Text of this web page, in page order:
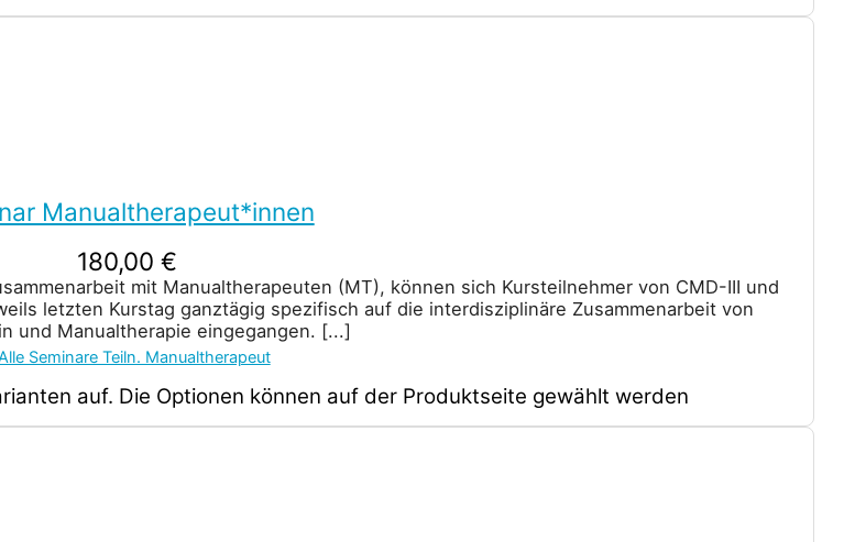
Manualtherapeut*innen
180,00€
mit Manualtherapeuten (MT), können sich Kursteilnehmer von CMD-III und
letzten Kurstag ganztägig spezifisch auf die interdisziplinäre Zusammenarbeit von
und Manualtherapie eingegangen. [...]
Seminare Teiln. Manualtherapeut
auf. Die Optionen können auf der Produktseite gewählt werden